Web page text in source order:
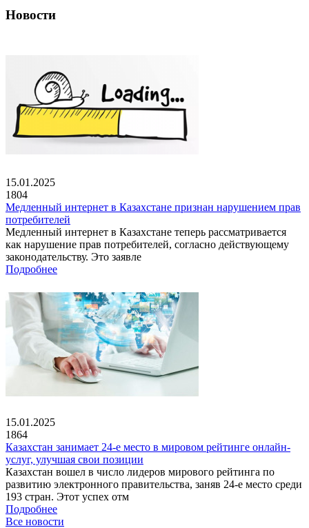
Новости
15.01.2025
1804
Медленный интернет в Казахстане признан нарушением прав
потребителей
Медленный интернет в Казахстане теперь рассматривается
как нарушение прав потребителей, согласно действующему
законодательству. Это заявле
Подробнее
15.01.2025
1864
Казахстан занимает 24-е место в мировом рейтинге онлайн-
услуг, улучшая свои позиции
Казахстан вошел в число лидеров мирового рейтинга по
развитию электронного правительства, заняв 24-е место среди
193 стран. Этот успех отм
Подробнее
Все новости